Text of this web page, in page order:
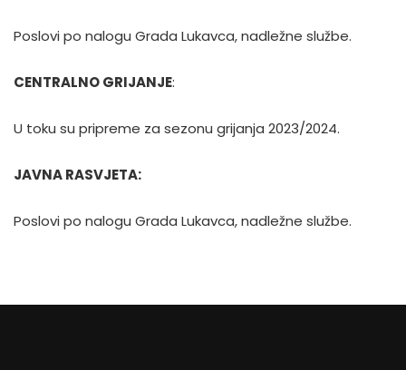
Poslovi po nalogu Grada Lukavca, nadležne službe.
CENTRALNO GRIJANJE:
U toku su pripreme za sezonu grijanja 2023/2024.
JAVNA RASVJETA:
Poslovi po nalogu Grada Lukavca, nadležne službe.